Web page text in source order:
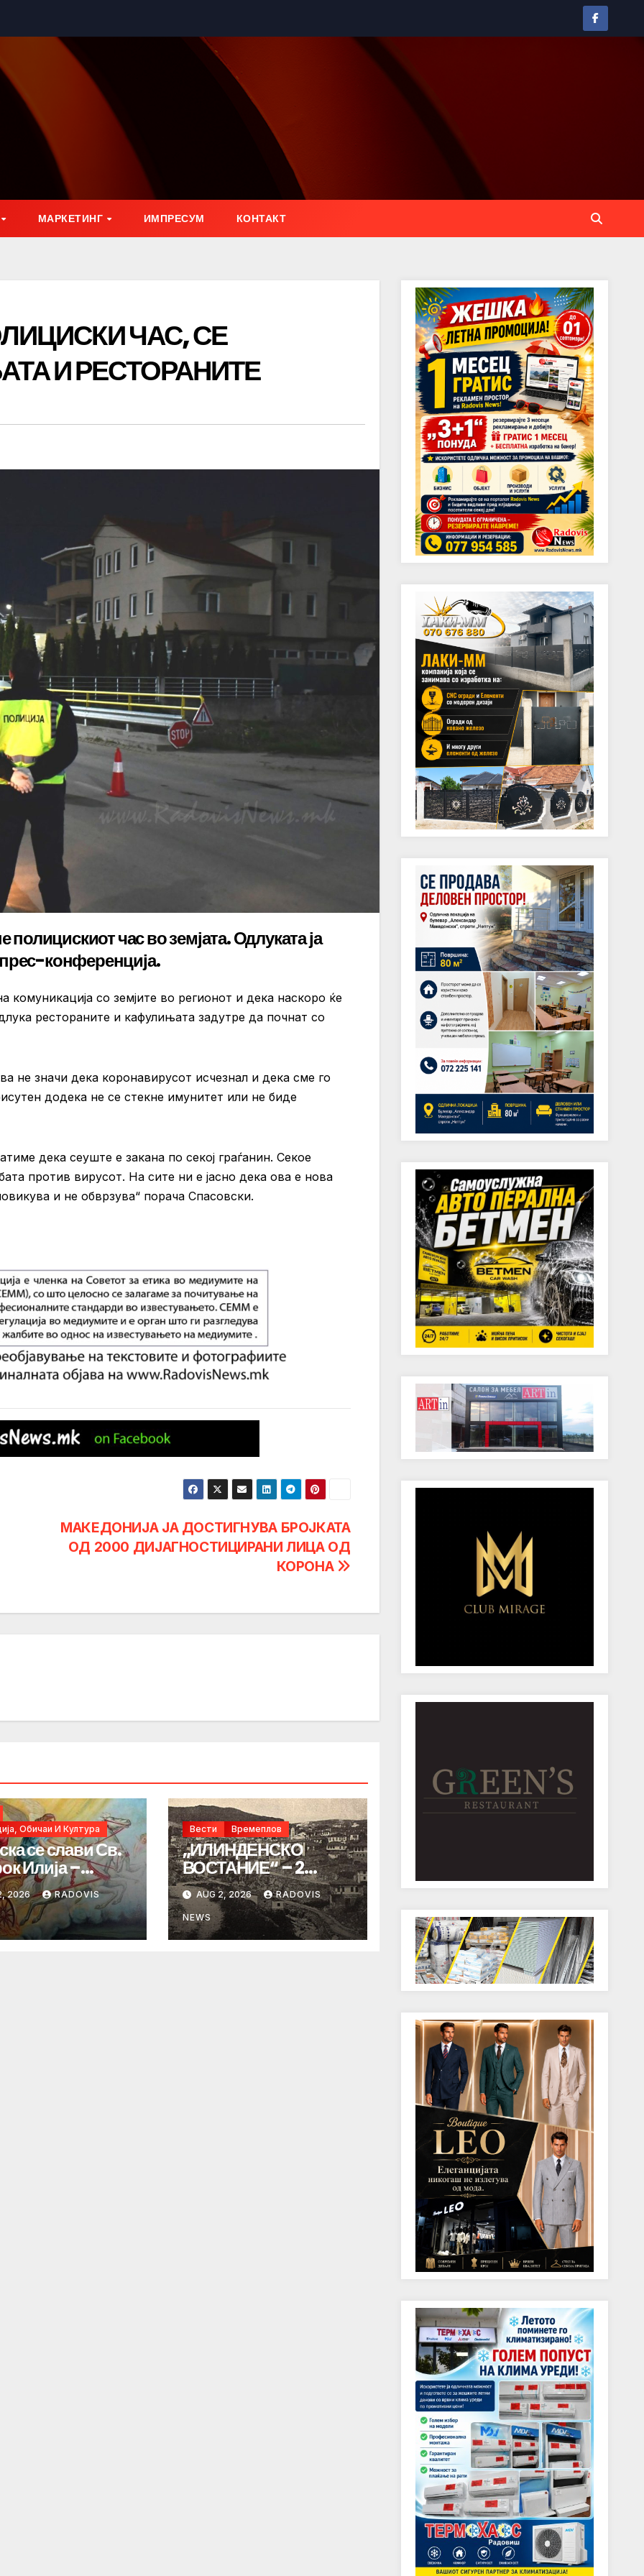
МАРКЕТИНГ ИМПРЕСУМ КОНТАКТ
ЧАС, СЕ
И РЕСТОРАНИТЕ
полицискиот час во земјата. Одлуката ја
конференција.
комуникација со земјите во регионот и дека наскоро ќе
рестораните и кафулињата задутре да почнат со
не значи дека коронавирусот исчезнал и дека сме го
додека не се стекне имунитет или не биде
дека сеуште е закана по секој граѓанин. Секое
против вирусот. На сите ни е јасно дека ова е нова
и не обврзува“ порача Спасовски.
МАКЕДОНИЈА ЈА ДОСТИГНУВА БРОЈКАТА
ОД 2000 ДИЈАГНОСТИЦИРАНИ ЛИЦА ОД
КОРОНА
Обичаи И Култура
се слави Св.
Илија –
2026 RADOVIS
Вести Времеплов
„ИЛИНДЕНСКО
ВОСТАНИЕ“ – 2
Август 1903 год.
AUG 2, 2026 RADOVIS
NEWS